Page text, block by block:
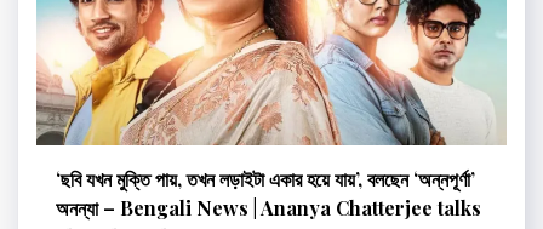
‘ছবি যখন মুক্তি পায়, তখন লড়াইটা একার হয়ে যায়’, বলছেন ‘অন্নপূর্ণা’
অনন্যা – Bengali News | Ananya Chatterjee talks